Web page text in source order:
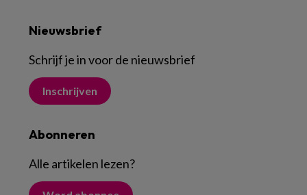
Nieuwsbrief
Schrijf je in voor de nieuwsbrief
Inschrijven
Abonneren
Alle artikelen lezen?